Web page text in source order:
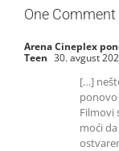
One Comment
Arena Cineplex
Teen 30. avgust
[…]
ponovo
Filmovi
moći